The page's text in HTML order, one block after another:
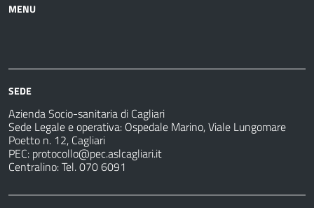
MENU
sanitarie
fare
SEDE
Azienda Socio-sanitaria di Cagliari
Sede Legale e operativa: Ospedale Marino, Viale Lungomare
Poetto n. 12, Cagliari
PEC: protocollo@pec.aslcagliari.it
Centralino: Tel. 070 6091